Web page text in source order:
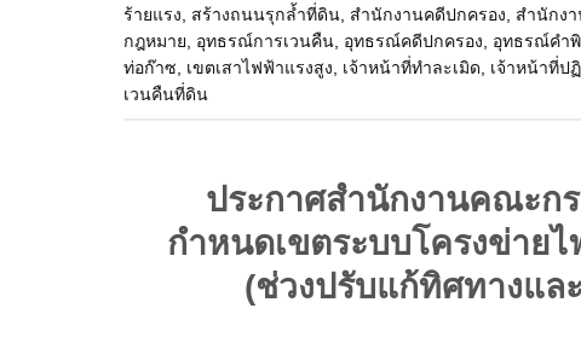
ร้ายแรง
สร้างถนนรุกล้ำที่ดิน สำนักงานคดีปกครอง สำนักง
กฎหมาย
อุทธรณ์การเวนคืน อุทธรณ์คดีปกครอง อุทธรณ์คำ
ท่อก๊าซ
เขตเสาไฟฟ้าแรงสูง เจ้าหน้าที่ทำละเมิด เจ้าหน้าที่ป
เวนคืนที่ดิน
ประกาศสำนักงานคณะก
กำหนดเขตระบบโครงข่าย
(ช่วงปรับแก้ทิศทางแล